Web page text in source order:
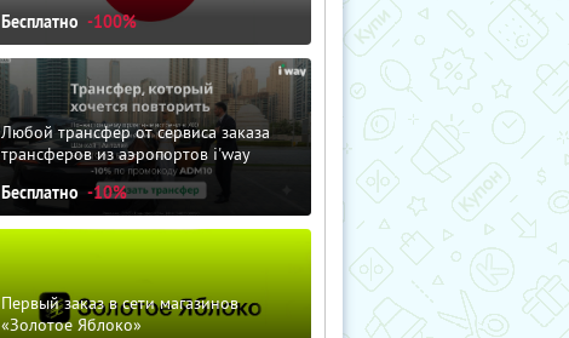
Бесплатно -100%
Любой трансфер от сервиса заказа
трансферов из аэропортов i'way
Бесплатно -10%
Первый заказ в сети магазинов
«Золотое Яблоко»